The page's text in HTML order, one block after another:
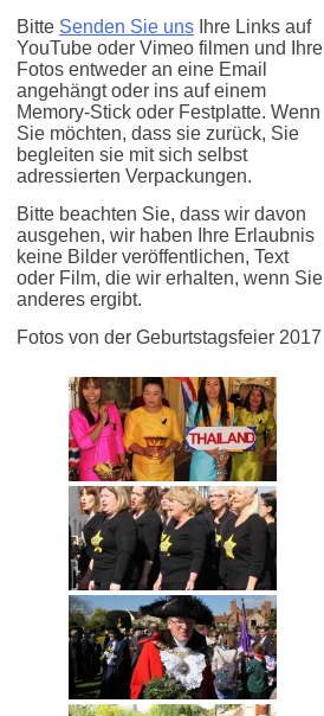
Bitte Senden Sie uns Ihre Links auf
YouTube oder Vimeo filmen und Ihre
Fotos entweder an eine Email
angehängt oder ins auf einem
Memory-Stick oder Festplatte. Wenn
Sie möchten, dass sie zurück, Sie
begleiten sie mit sich selbst
adressierten Verpackungen.
Bitte beachten Sie, dass wir davon
ausgehen, wir haben Ihre Erlaubnis
keine Bilder veröffentlichen, Text
oder Film, die wir erhalten, wenn Sie
anderes ergibt.
Fotos von der Geburtstagsfeier 2017